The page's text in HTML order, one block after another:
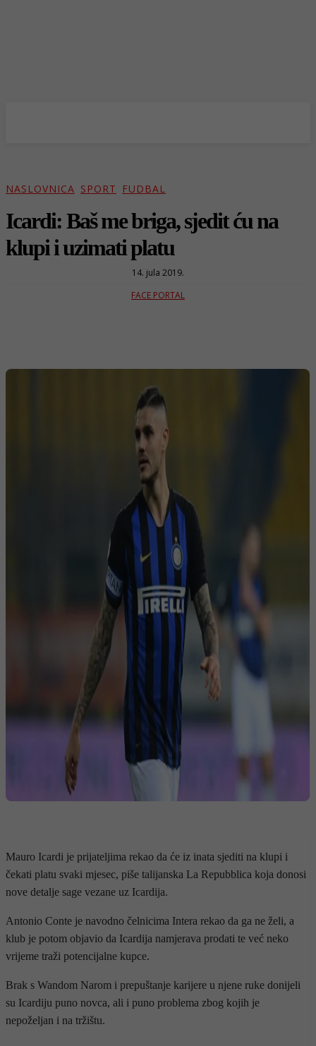
NASLOVNICA SPORT FUDBAL
Icardi: Baš me briga, sjedit ću na
klupi i uzimati platu
14. jula 2019.
FACE PORTAL
Mauro Icardi je prijateljima rekao da će iz inata sjediti na klupi i
čekati platu svaki mjesec, piše talijanska La Repubblica koja donosi
nove detalje sage vezane uz Icardija.
Antonio Conte je navodno čelnicima Intera rekao da ga ne želi, a
klub je potom objavio da Icardija namjerava prodati te već neko
vrijeme traži potencijalne kupce.
Brak s Wandom Narom i prepuštanje karijere u njene ruke donijeli
su Icardiju puno novca, ali i puno problema zbog kojih je
nepoželjan i na tržištu.